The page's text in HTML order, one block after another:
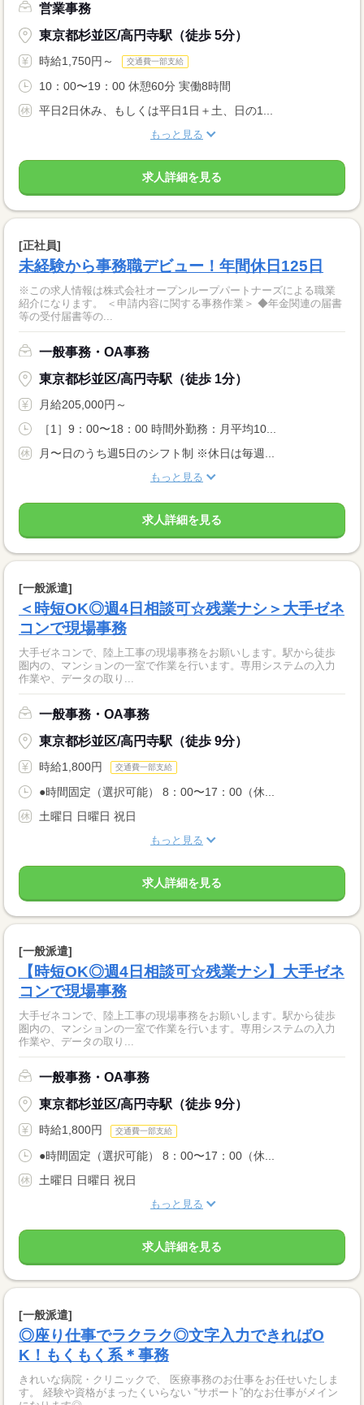
営業事務
東京都杉並区/高円寺駅（徒歩 5分）
時給1,750円～ 交通費一部支給
10：00〜19：00 休憩60分 実働8時間
平日2日休み、もしくは平日1日＋土、日の1...
もっと見る
求人詳細を見る
[正社員]
未経験から事務職デビュー！年間休日125日
※この求人情報は株式会社オープンループパートナーズによる職業
紹介になります。 ＜申請内容に関する事務作業＞ ◆年金関連の届書
等の受付届書等の...
一般事務・OA事務
東京都杉並区/高円寺駅（徒歩 1分）
月給205,000円～
［1］9：00〜18：00 時間外勤務：月平均10...
月〜日のうち週5日のシフト制 ※休日は毎週...
もっと見る
求人詳細を見る
[一般派遣]
＜時短OK◎週4日相談可☆残業ナシ＞大手ゼネ
コンで現場事務
大手ゼネコンで、陸上工事の現場事務をお願いします。駅から徒歩
圏内の、マンションの一室で作業を行います。専用システムの入力
作業や、データの取り...
一般事務・OA事務
東京都杉並区/高円寺駅（徒歩 9分）
時給1,800円 交通費一部支給
●時間固定（選択可能） 8：00〜17：00（休...
土曜日 日曜日 祝日
もっと見る
求人詳細を見る
[一般派遣]
【時短OK◎週4日相談可☆残業ナシ】大手ゼネ
コンで現場事務
大手ゼネコンで、陸上工事の現場事務をお願いします。駅から徒歩
圏内の、マンションの一室で作業を行います。専用システムの入力
作業や、データの取り...
一般事務・OA事務
東京都杉並区/高円寺駅（徒歩 9分）
時給1,800円 交通費一部支給
●時間固定（選択可能） 8：00〜17：00（休...
土曜日 日曜日 祝日
もっと見る
求人詳細を見る
[一般派遣]
◎座り仕事でラクラク◎文字入力できればO
K！もくもく系＊事務
きれいな病院・クリニックで、 医療事務のお仕事をお任せいたしま
す。 経験や資格がまったくいらない “サポート”的なお仕事がメイン